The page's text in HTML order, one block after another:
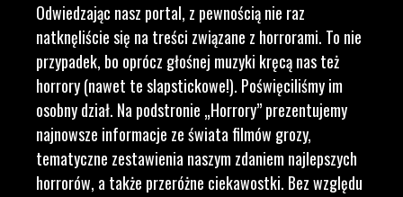
Odwiedzając nasz portal, z pewnością nie raz
natknęliście się na treści związane z horrorami. To nie
przypadek, bo oprócz głośnej muzyki kręcą nas też
horrory (nawet te slapstickowe!). Poświęciliśmy im
osobny dział. Na podstronie „Horrory” prezentujemy
najnowsze informacje ze świata filmów grozy,
tematyczne zestawienia naszym zdaniem najlepszych
horrorów, a także przeróżne ciekawostki. Bez względu